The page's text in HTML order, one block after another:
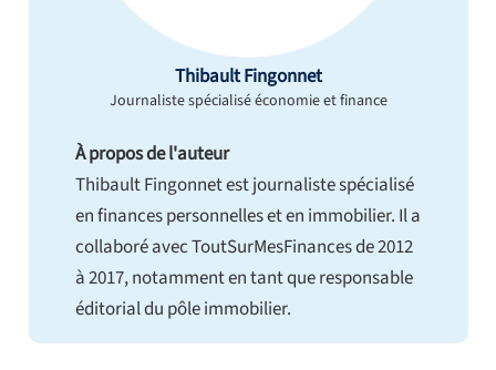
Thibault Fingonnet
Journaliste spécialisé économie et finance
À propos de l'auteur
Thibault Fingonnet est journaliste spécialisé
en finances personnelles et en immobilier. Il a
collaboré avec ToutSurMesFinances de 2012
à 2017, notamment en tant que responsable
éditorial du pôle immobilier.